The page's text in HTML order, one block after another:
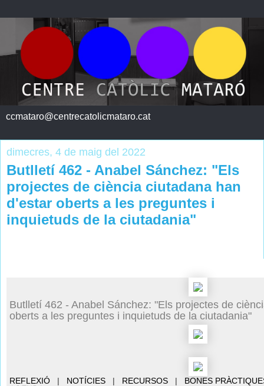
ccmataro@centrecatolicmataro.cat
dimecres, 4 de maig del 2022
Butlletí 462 - Anabel Sánchez: "Els
projectes de ciència ciutadana han
d'estar oberts a les preguntes i
inquietuds de la ciutadania"
Butlletí 462 - Anabel Sánchez: "Els projectes de
oberts a les preguntes i inquietuds de la ciutadania"
REFLEXIÓ | NOTÍCIES | RECURSOS | BONES